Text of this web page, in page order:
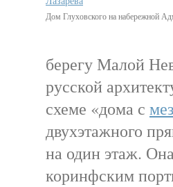
Дом Глуховского на набережной
берегу Малой
русской
схеме «дома с
двухэтажного
на один этаж.
коринфским